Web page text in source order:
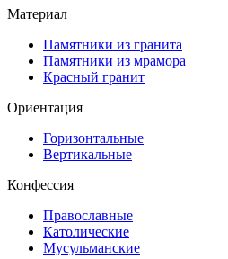
Материал
Памятники из гранита
Памятники из мрамора
Красный гранит
Ориентация
Горизонтальные
Вертикальные
Конфессия
Православные
Католические
Мусульманские